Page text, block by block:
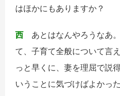
はほかにもありますか？
西 あとはなんやろうなあ
て、子育て全般について言
っと早くに、妻を理屈で説
いうことに気づけばよかっ